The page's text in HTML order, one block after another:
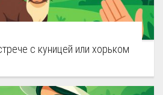
с куницей или хорьком